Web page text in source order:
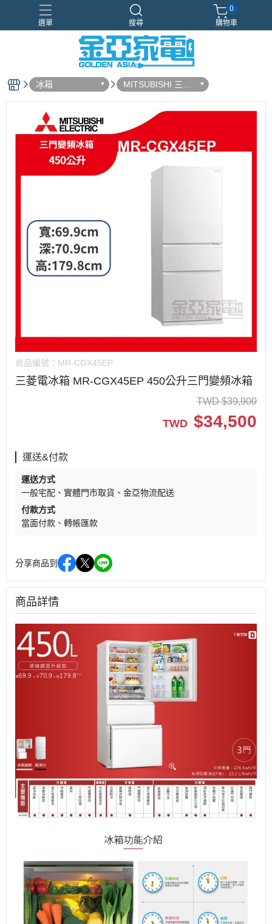
選單 搜尋
Samsung 新品上市 智慧冰箱 獨家設計 現場體驗
0
購物車
冰箱
MITSUBISHI 三菱
電機
商品編號： MR-CGX45EP
三菱電冰箱 MR-CGX45EP 450公升三門變頻冰箱
TWD $39,900
TWD $34,500
運送&付款
運送方式
一般宅配
實體門市取貨
金亞物流配送
付款方式
當面付款
轉帳匯款
分享商品到
商品詳情